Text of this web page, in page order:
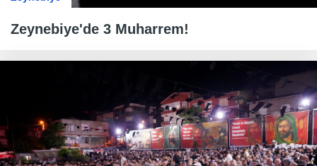
Zeynebiye'de 3 Muharrem!